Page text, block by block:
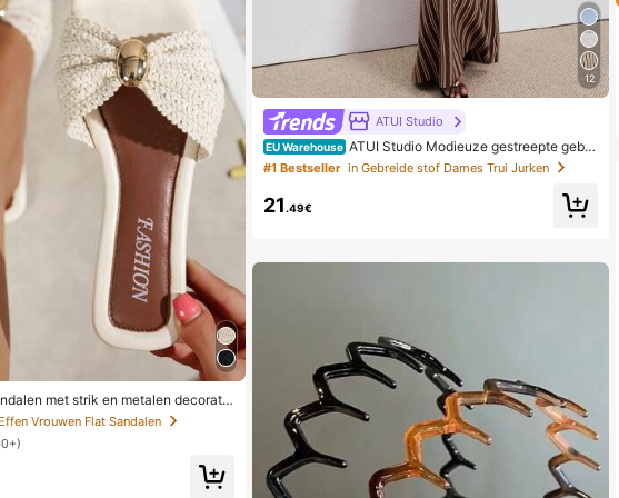
met strik en metalen decorati
comfortabele minimalistische sti
thuis, dagelijks gebruik, witte
slippers voor de zomer, boho chi
Vrouwen Flat Sandalen
12
ATUI Studio
EU Warehouse ATUI Studio Modieuze gestreepte gebre
ide jurk met camisole voor dames, zomer
#1 Bestseller in Gebreide stof Dames Trui Jurken
21 .49€